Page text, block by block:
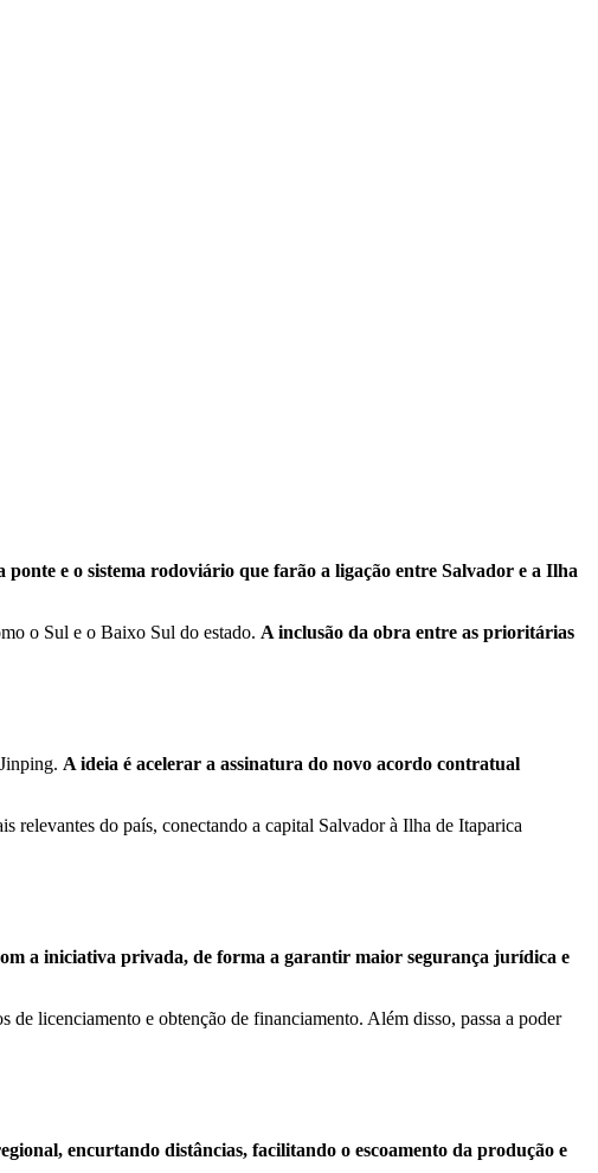
e o sistema rodoviário que farão a ligação entre Salvador e a Ilha
o Sul e o Baixo Sul do estado. A inclusão da obra entre as prioritárias
A ideia é acelerar a assinatura do novo acordo contratual
relevantes do país, conectando a capital Salvador à Ilha de Itaparica
a iniciativa privada, de forma a garantir maior segurança jurídica e
licenciamento e obtenção de financiamento. Além disso, passa a poder
encurtando distâncias, facilitando o escoamento da produção e